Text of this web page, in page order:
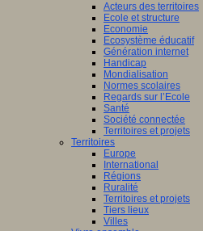
Acteurs des territoires
Ecole et structure
Economie
Ecosystème éducatif
Génération internet
Handicap
Mondialisation
Normes scolaires
Regards sur l’Ecole
Santé
Société connectée
Territoires et projets
Territoires
Europe
International
Régions
Ruralité
Territoires et projets
Tiers lieux
Villes